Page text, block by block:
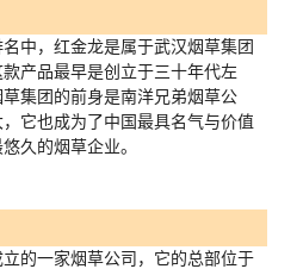
中，红金龙是属于武汉烟草集团
产品最早是创立于三十年代左
集团的前身是南洋兄弟烟草公
它也成为了中国最具名气与价值
久的烟草企业。
立的一家烟草公司，它的总部位于